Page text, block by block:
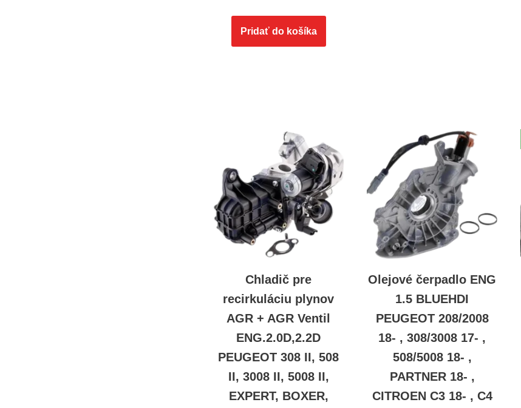
Pridať do košíka
Chladič pre
recirkuláciu plynov
AGR + AGR Ventil
ENG.2.0D,2.2D
PEUGEOT 308 II, 508
II, 3008 II, 5008 II,
EXPERT, BOXER,
Olejové čerpadlo ENG
1.5 BLUEHDI
PEUGEOT 208/2008
18- , 308/3008 17- ,
508/5008 18- ,
PARTNER 18- ,
CITROEN C3 18- , C4